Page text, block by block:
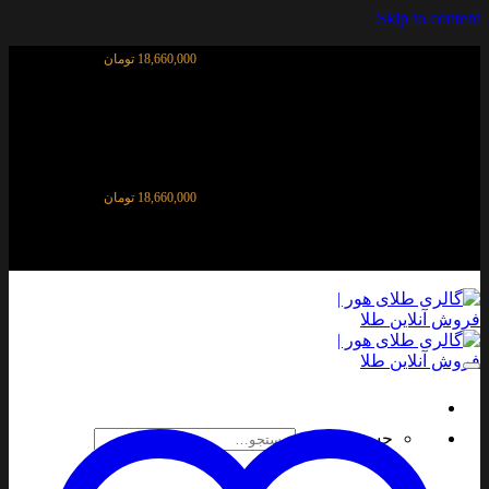
Skip to content
18,660,000 تومان
18,660,000 تومان
جستجو برای: